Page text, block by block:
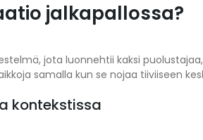
jalkapallossa?
jota luonnehtii kaksi
samalla kun se nojaa tiiviiseen
kontekstissa